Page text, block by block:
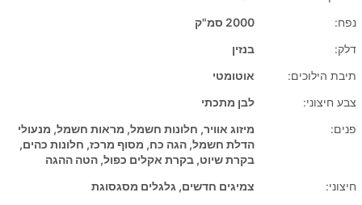
נפח:
2000 סמ"ק
דלק:
בנזין
תיבת הילוכים:
אוטומטי
צבע חיצוני:
לבן מתכתי
פנים:
מיזוג אוויר, חלונות חשמל, מראות חשמל, מנעולי
הדלת חשמל, הגה כח, מסוף מרכז, חלונות כהים,
בקרת שיוט, בקרת אקלים כפול, הטה ההגה
חיצוני:
צמיגים חדשים, גלגלים מסגסוגת